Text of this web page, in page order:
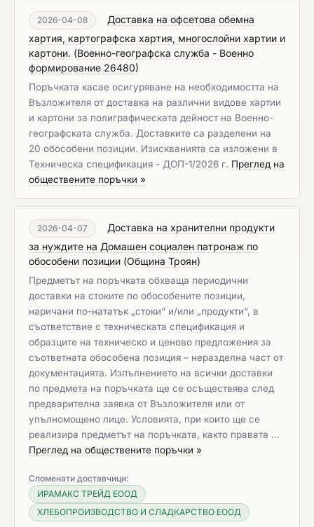
2026-04-08
Доставка на офсетова обемна
хартия, картографска хартия, многослойни хартии и
картони. (Военно-географска служба - Военно
формирование 26480)
Поръчката касае осигуряване на необходимостта на
Възложителя от доставка на различни видове хартии
и картони за полиграфическата дейност на Военно-
географската служба. Доставките са разделени на
20 обособени позиции. Изискванията са изложени в
Техническа спецификация - ДОП-1/2026 г. Преглед на
обществените поръчки »
2026-04-07
Доставка на хранителни продукти
за нуждите на Домашен социален патронаж по
обособени позиции (Община Троян)
Предметът на поръчката обхваща периодични
доставки на стоките по обособените позиции,
наричани по-нататък „стоки“ и/или „продукти“, в
съответствие с техническата спецификация и
образците на техническо и ценово предложения за
съответната обособена позиция – неразделна част от
документацията. Изпълнението на всички доставки
по предмета на поръчката ще се осъществява след
предварителна заявка от Възложителя или от
упълномощено лице. Условията, при които ще се
реализира предметът на поръчката, както правата …
Преглед на обществените поръчки »
Споменати доставчици:
ИРАМАКС ТРЕЙД ЕООД
ХЛЕБОПРОИЗВОДСТВО И СЛАДКАРСТВО ЕООД